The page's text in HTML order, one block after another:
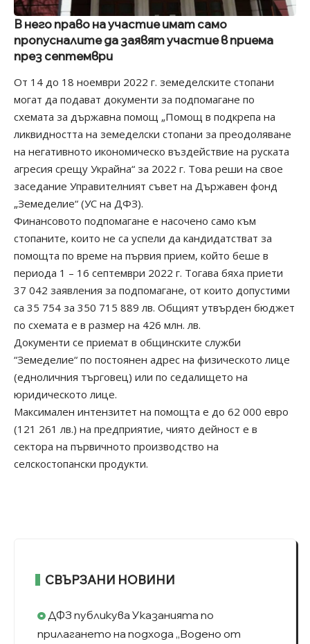
В него право на участие имат само
пропусналите да заявят участие в приема
през септември
От 14 до 18 ноември 2022 г. земеделските стопани
могат да подават документи за подпомагане по
схемата за държавна помощ „Помощ в подкрепа на
ликвидността на земеделски стопани за преодоляване
на негативното икономическо въздействие на руската
агресия срещу Украйна“ за 2022 г. Това реши на свое
заседание Управителният съвет на Държавен фонд
„Земеделие“ (УС на ДФЗ).
Финансовото подпомагане е насочено само към
стопаните, които не са успели да кандидатстват за
помощта по време на първия прием, който беше в
периода 1 – 16 септември 2022 г. Тогава бяха приети
37 042 заявления за подпомагане, от които допустими
са 35 754 за 350 715 889 лв. Общият утвърден бюджет
по схемата е в размер на 426 млн. лв.
Документи се приемат в общинските служби
“Земеделие“ по постоянен адрес на физическото лице
(едноличния търговец) или по седалището на
юридическото лице.
Максимален интензитет на помощта е до 62 000 евро
(121 261 лв.) на предприятие, чиято дейност е в
сектора на първичното производство на
селскостопански продукти.
СВЪРЗАНИ НОВИНИ
ДФЗ публикува Указанията по
прилагането на подхода „Водено от